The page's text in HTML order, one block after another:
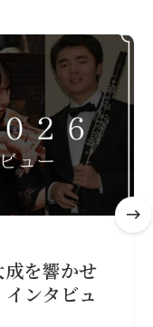
成を響かせ
ンタビュ